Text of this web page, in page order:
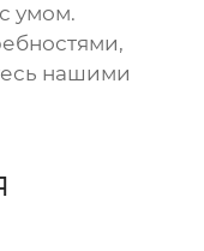
умом.
нашими